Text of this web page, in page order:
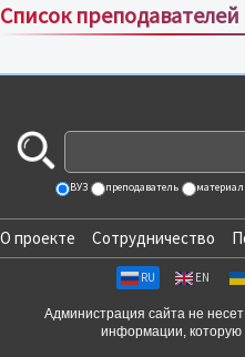
Список
ВУЗ преподаватель материал
О проекте Сотрудничество
RU EN
Администрация сайта не
информации,